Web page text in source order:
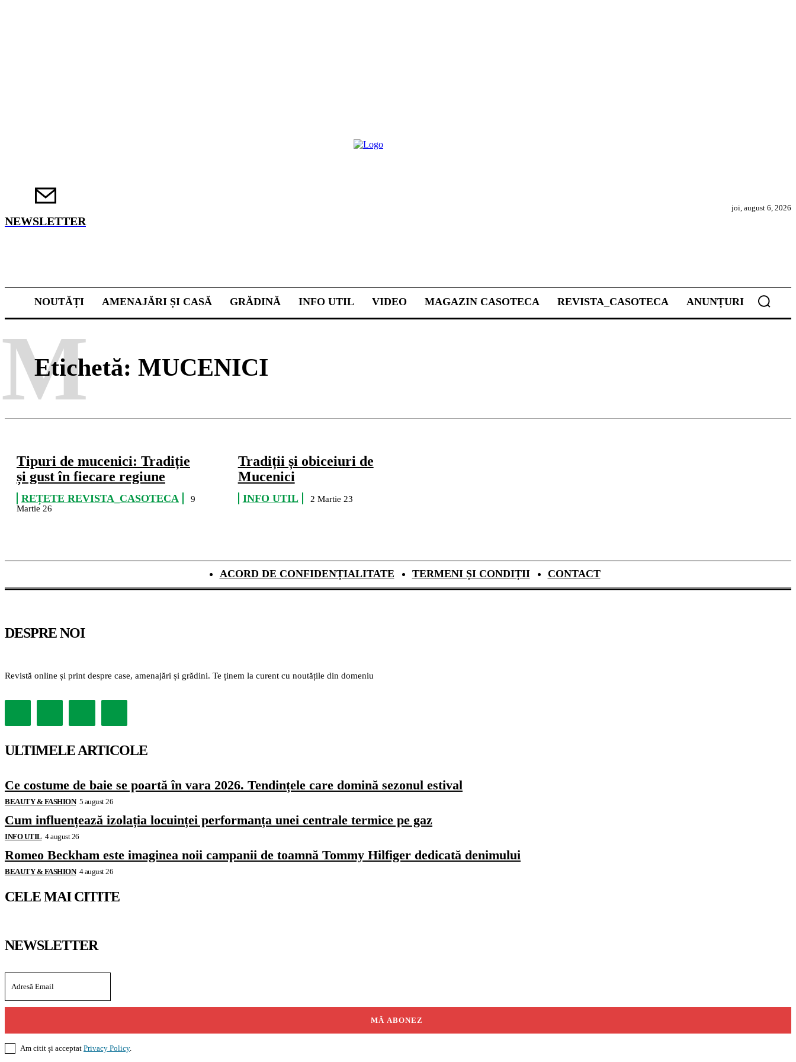
NEWSLETTER
joi, august 6, 2026
NOUTĂȚI AMENAJĂRI ȘI CASĂ GRĂDINĂ INFO UTIL VIDEO MAGAZIN CASOTECA REVISTA_CASOTECA ANUNȚURI
Etichetă: MUCENICI
M
Tipuri de mucenici: Tradiție
și gust în fiecare regiune
REȚETE REVISTA_CASOTECA
9
Martie 26
Tradiții și obiceiuri de
Mucenici
INFO UTIL 2 Martie 23
ACORD DE CONFIDENȚIALITATE TERMENI ȘI CONDIȚII CONTACT
DESPRE NOI
Revistă online și print despre case, amenajări și grădini. Te ținem la curent cu noutățile din domeniu
ULTIMELE ARTICOLE
Ce costume de baie se poartă în vara 2026. Tendințele care domină sezonul estival
BEAUTY & FASHION 5 august 26
Cum influențează izolația locuinței performanța unei centrale termice pe gaz
INFO UTIL 4 august 26
Romeo Beckham este imaginea noii campanii de toamnă Tommy Hilfiger dedicată denimului
BEAUTY & FASHION 4 august 26
CELE MAI CITITE
NEWSLETTER
MĂ ABONEZ
Am citit și acceptat Privacy Policy.